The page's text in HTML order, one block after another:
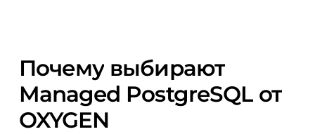
Почему выбирают
Managed PostgreSQL от
OXYGEN